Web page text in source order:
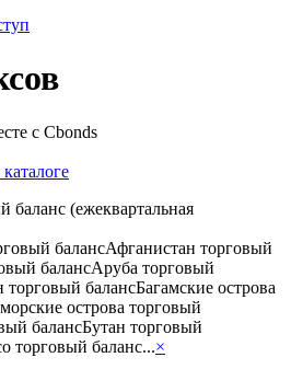
с Cbonds
каталоге
баланс (ежеквартальная
балансАфганистан торговый
балансАруба торговый
торговый балансБагамские острова
острова торговый
балансБутан торговый
торговый баланс...×